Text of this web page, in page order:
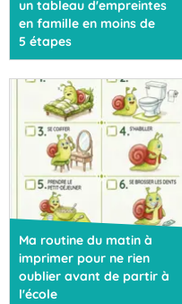
un tableau d'empreintes
en famille en moins de
5 étapes
Ma routine du matin à
imprimer pour ne rien
oublier avant de partir à
l'école